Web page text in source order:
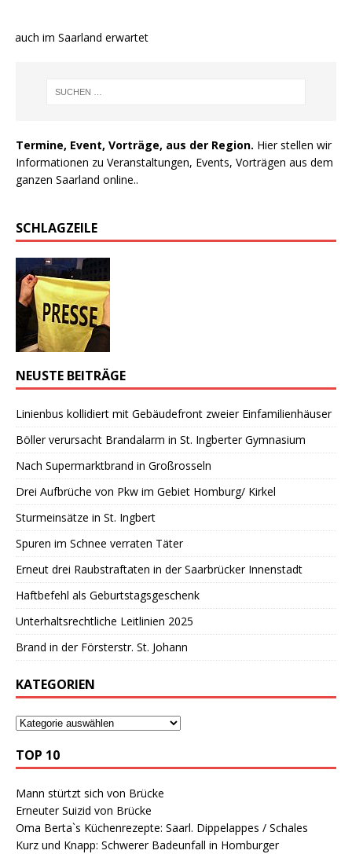
auch im Saarland erwartet
Termine, Event, Vorträge, aus der Region. Hier stellen wir
Informationen zu Veranstaltungen, Events, Vorträgen aus dem
ganzen Saarland online..
SCHLAGZEILE
NEUSTE BEITRÄGE
Linienbus kollidiert mit Gebäudefront zweier Einfamilienhäuser
Böller verursacht Brandalarm in St. Ingberter Gymnasium
Nach Supermarktbrand in Großrosseln
Drei Aufbrüche von Pkw im Gebiet Homburg/ Kirkel
Sturmeinsätze in St. Ingbert
Spuren im Schnee verraten Täter
Erneut drei Raubstraftaten in der Saarbrücker Innenstadt
Haftbefehl als Geburtstagsgeschenk
Unterhaltsrechtliche Leitlinien 2025
Brand in der Försterstr. St. Johann
KATEGORIEN
TOP 10
Mann stürtzt sich von Brücke
Erneuter Suizid von Brücke
Oma Berta`s Küchenrezepte: Saarl. Dippelappes / Schales
Kurz und Knapp: Schwerer Badeunfall in Homburger